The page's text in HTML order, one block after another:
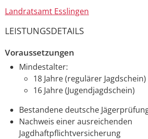
Landratsamt Esslingen
LEISTUNGSDETAILS
Voraussetzungen
Mindestalter:
18 Jahre (regulärer
16 Jahre (Jugendjagdschein)
Bestandene deutsche
Nachweis einer ausreichenden
Jagdhaftpflichtversicherung